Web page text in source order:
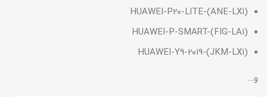
HUAWEI-P20-LITE-(ANE-LX1)
HUAWEI-P-SMART-(FIG-LA1)
HUAWEI-Y9-2019-(JKM-LX1)
و…